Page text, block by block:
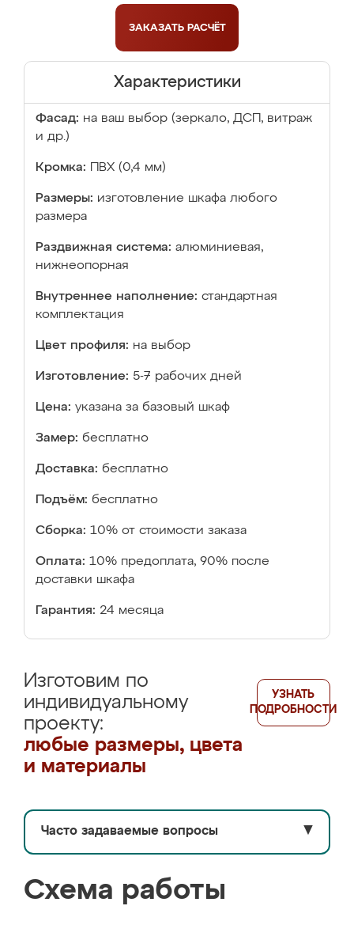
ЗАКАЗАТЬ РАСЧЁТ
Характеристики
Фасад: на ваш выбор (зеркало, ДСП, витраж
и др.)
Кромка: ПВХ (0,4 мм)
Размеры: изготовление шкафа любого
размера
Раздвижная система: алюминиевая,
нижнеопорная
Внутреннее наполнение: стандартная
комплектация
Цвет профиля: на выбор
Изготовление: 5-7 рабочих дней
Цена: указана за базовый шкаф
Замер: бесплатно
Доставка: бесплатно
Подъём: бесплатно
Сборка: 10% от стоимости заказа
Оплата: 10% предоплата, 90% после
доставки шкафа
Гарантия: 24 месяца
Изготовим по
индивидуальному
проекту:
любые размеры, цвета
и материалы
УЗНАТЬ
ПОДРОБНОСТИ
Часто задаваемые вопросы ▼
Схема работы